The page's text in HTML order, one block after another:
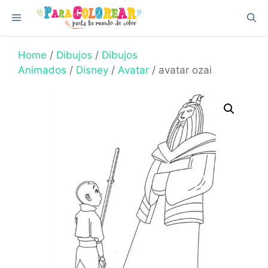
content
Menu
Home / Dibujos / Dibujos
Animados / Disney / Avatar / avatar ozai